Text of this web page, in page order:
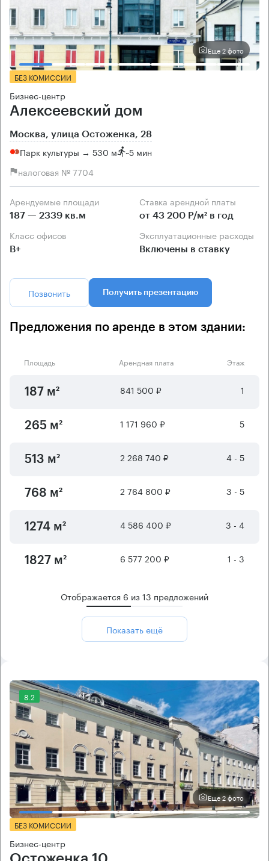
Еще 2 фото
БЕЗ КОМИССИИ
Бизнес-центр
Алексеевский дом
Москва, улица Остоженка, 28
Парк культуры → 530 м ~5 мин
налоговая № 7704
Арендуемые площади
187 — 2339 кв.м
Ставка арендной платы
от 43 200 Р/м² в год
Класс офисов
B+
Эксплуатационные расходы
Включены в ставку
Позвонить Получить презентацию
Предложения по аренде в этом здании:
Площадь Арендная плата Этаж
187 м² 841 500 ₽ 1
265 м² 1 171 960 ₽ 5
513 м² 2 268 740 ₽ 4 - 5
768 м² 2 764 800 ₽ 3 - 5
1274 м² 4 586 400 ₽ 3 - 4
1827 м² 6 577 200 ₽ 1 - 3
Отображается 6 из13 предложений
Показать ещё
8.2
Еще 2 фото
БЕЗ КОМИССИИ
Бизнес-центр